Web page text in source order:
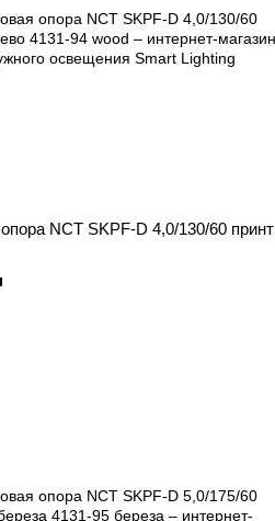
NCT SKPF-D 4,0/130/60 принт